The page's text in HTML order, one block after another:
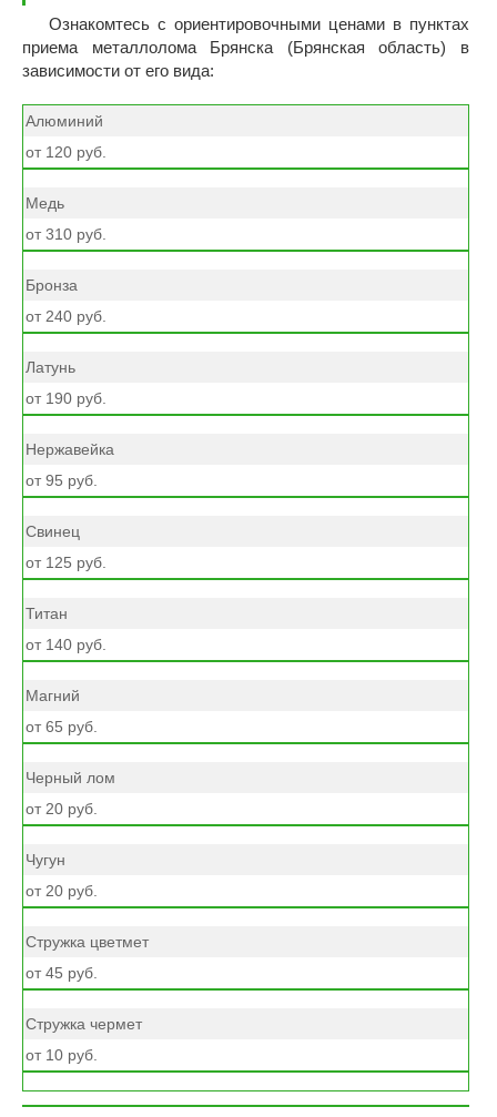
Ознакомтесь с ориентировочными ценами в пунктах
приема металлолома Брянска (Брянская область) в
зависимости от его вида:
Алюминий
от 120 руб.
Медь
от 310 руб.
Бронза
от 240 руб.
Латунь
от 190 руб.
Нержавейка
от 95 руб.
Свинец
от 125 руб.
Титан
от 140 руб.
Магний
от 65 руб.
Черный лом
от 20 руб.
Чугун
от 20 руб.
Стружка цветмет
от 45 руб.
Стружка чермет
от 10 руб.